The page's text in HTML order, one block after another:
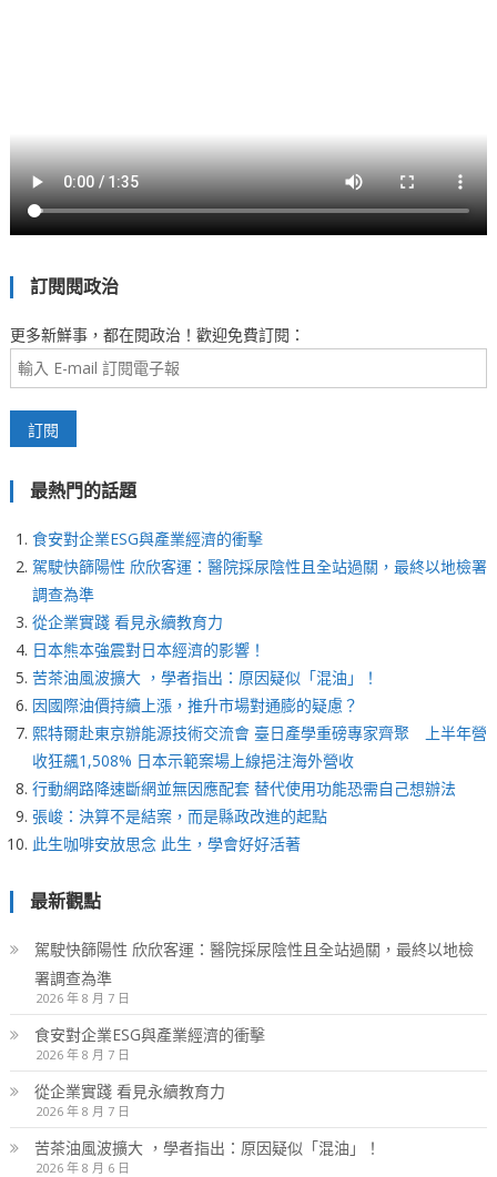
訂閱閱政治
更多新鮮事，都在閱政治！歡迎免費訂閱：
最熱門的話題
食安對企業ESG與產業經濟的衝擊
駕駛快篩陽性 欣欣客運：醫院採尿陰性且全站過關，最終以地檢署
調查為準
從企業實踐 看見永續教育力
日本熊本強震對日本經濟的影響！
苦茶油風波擴大 ，學者指出：原因疑似「混油」！
因國際油價持續上漲，推升市場對通膨的疑慮？
熙特爾赴東京辦能源技術交流會 臺日產學重磅專家齊聚 上半年營
收狂飆1,508% 日本示範案場上線挹注海外營收
行動網路降速斷網並無因應配套 替代使用功能恐需自己想辦法
張峻：決算不是結案，而是縣政改進的起點
此生咖啡安放思念 此生，學會好好活著
最新觀點
駕駛快篩陽性 欣欣客運：醫院採尿陰性且全站過關，最終以地檢
署調查為準
2026 年 8 月 7 日
食安對企業ESG與產業經濟的衝擊
2026 年 8 月 7 日
從企業實踐 看見永續教育力
2026 年 8 月 7 日
苦茶油風波擴大 ，學者指出：原因疑似「混油」！
2026 年 8 月 6 日